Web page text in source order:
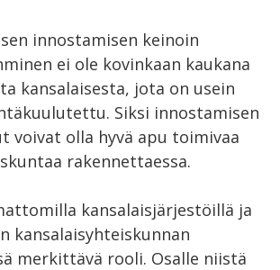
innostamisen keinoin
ei ole kovinkaan kaukana
kansalaisesta, jota on usein
Siksi innostamisen
voivat olla hyvä apu toimivaa
rakennettaessa.
kansalaisjärjestöillä ja
kansalaisyhteiskunnan
merkittävä rooli. Osalle niistä